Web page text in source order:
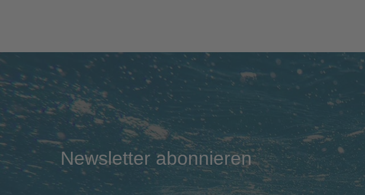
Newsletter abonnieren